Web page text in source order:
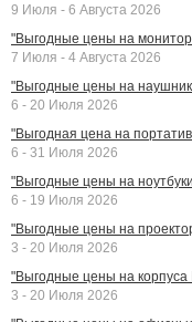
9 Июля - 6 Августа 2026
"Выгодные цены на
7 Июля - 4 Августа 2026
"Выгодные цены на
6 - 20 Июля 2026
"Выгодная цена на
6 - 31 Июля 2026
"Выгодные цены на
6 - 19 Июля 2026
"Выгодные цены на
3 - 20 Июля 2026
"Выгодные цены на корпуса
3 - 20 Июля 2026